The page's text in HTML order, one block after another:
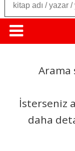
Arama
İsterseniz
daha